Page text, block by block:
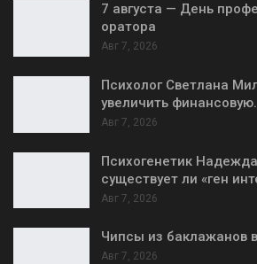
7 августа — День
оратора
Авг 7, 2026
Психолог Светлана
увеличить
Авг 7, 2026
Психогенетик
существует ли «ген
Авг 7, 2026
Чипсы из баклажанов
Авг 7, 2026